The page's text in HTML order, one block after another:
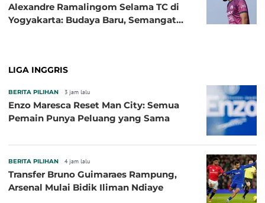
Alexandre Ramalingom Selama TC di
Yogyakarta: Budaya Baru, Semangat
LIGA INGGRIS
BERITA PILIHAN 3 jam lalu
Enzo Maresca Reset Man City: Semua
Pemain Punya Peluang yang Sama
BERITA PILIHAN 4 jam lalu
Transfer Bruno Guimaraes Rampung,
Arsenal Mulai Bidik Iliman Ndiaye